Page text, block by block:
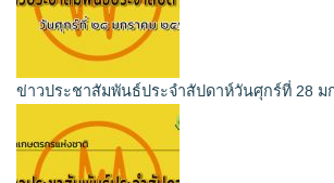
ข่าวประชาสัมพันธ์ประจำสัปดาห์วันศุกร์ที่ 28 ม